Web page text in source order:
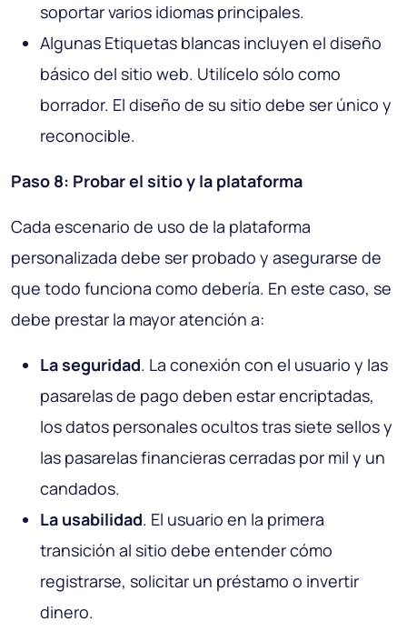
soportar varios idiomas principales.
Algunas Etiquetas blancas incluyen el diseño
básico del sitio web. Utilícelo sólo como
borrador. El diseño de su sitio debe ser único y
reconocible.
Paso 8: Probar el sitio y la plataforma
Cada escenario de uso de la plataforma
personalizada debe ser probado y asegurarse de
que todo funciona como debería. En este caso, se
debe prestar la mayor atención a:
La seguridad. La conexión con el usuario y las
pasarelas de pago deben estar encriptadas,
los datos personales ocultos tras siete sellos y
las pasarelas financieras cerradas por mil y un
candados.
La usabilidad. El usuario en la primera
transición al sitio debe entender cómo
registrarse, solicitar un préstamo o invertir
dinero.